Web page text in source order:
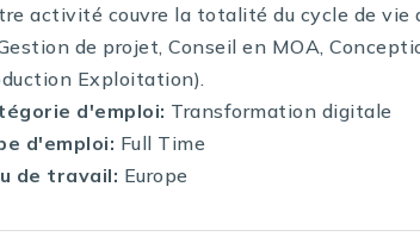
activité couvre la totalité du cycle de vie
de projet, Conseil en MOA,
Exploitation).
d'emploi: Transformation digitale
d'emploi: Full Time
de travail: Europe